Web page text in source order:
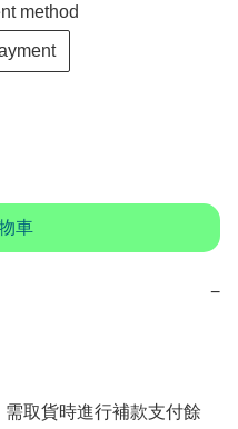
method
車
−
取貨時進行補款支付餘